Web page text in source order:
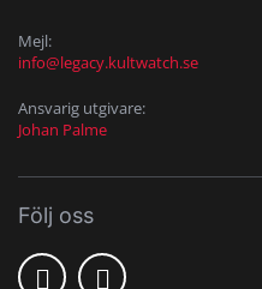
Mejl:
info@legacy.kultwatch.se
Ansvarig utgivare:
Johan Palme
Följ oss